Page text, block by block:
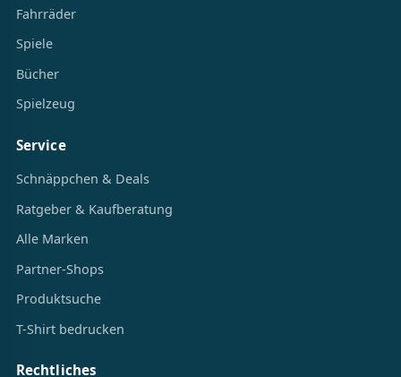
Fahrräder
Spiele
Bücher
Spielzeug
Service
Schnäppchen & Deals
Ratgeber & Kaufberatung
Alle Marken
Partner-Shops
Produktsuche
T-Shirt bedrucken
Rechtliches